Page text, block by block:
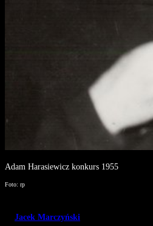
Adam Harasiewicz konkurs 1955
Foto: rp
Jacek Marczyński